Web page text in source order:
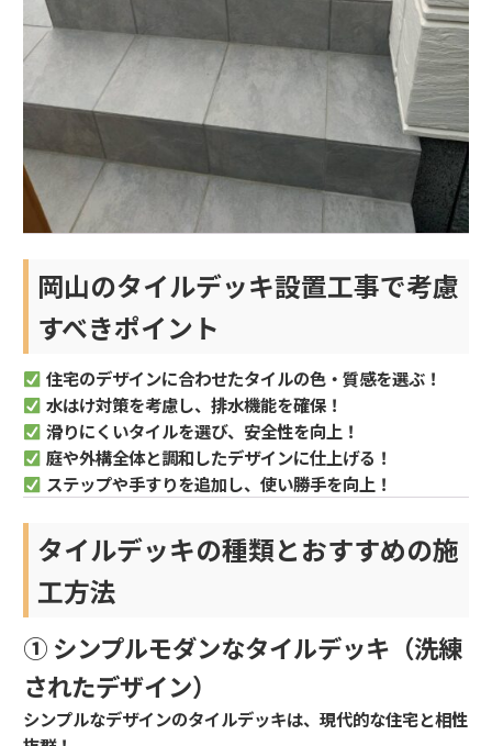
岡山のタイルデッキ設置工事で考慮
すべきポイント
住宅のデザインに合わせたタイルの色・質感を選ぶ！
水はけ対策を考慮し、排水機能を確保！
滑りにくいタイルを選び、安全性を向上！
庭や外構全体と調和したデザインに仕上げる！
ステップや手すりを追加し、使い勝手を向上！
タイルデッキの種類とおすすめの施
工方法
① シンプルモダンなタイルデッキ（洗練
されたデザイン）
シンプルなデザインのタイルデッキは、現代的な住宅と相性